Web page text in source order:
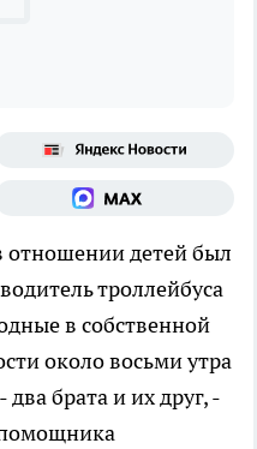
отношении детей был
троллейбуса
в собственной
около восьми утра
брата и их друг, -
помощника